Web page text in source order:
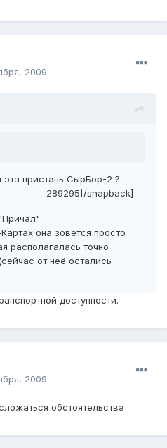
2009
эта пристань СырБор-2 ?
289295[/snapback]
она зовётся просто
располагалась точно
от неё остались
доступности.
2009
обстоятельства